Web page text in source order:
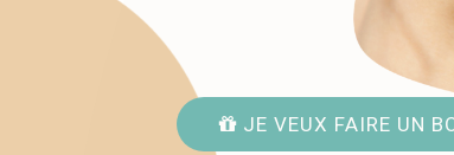
JE VEUX FAIRE UN